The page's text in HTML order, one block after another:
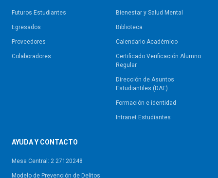
Futuros Estudiantes
Egresados
Proveedores
Colaboradores
Bienestar y Salud Mental
Biblioteca
Calendario Académico
Certificado Verificación Alumno
Regular
Dirección de Asuntos
Estudiantiles (DAE)
Formación e identidad
Intranet Estudiantes
AYUDA Y CONTACTO
Mesa Central: 2 27120248
Modelo de Prevención de Delitos